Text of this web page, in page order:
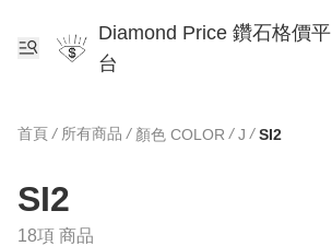
Diamond Price 鑽石格價平
台
首頁 / 所有商品 / 顏色 COLOR / J / SI2
SI2
18項 商品